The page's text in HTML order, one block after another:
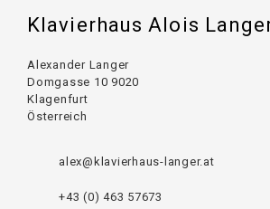
Klavierhaus Alois
Alexander Langer
Domgasse 10 9020
Klagenfurt
Österreich
alex@klavierhaus-langer.at
+43 (0) 463 57673